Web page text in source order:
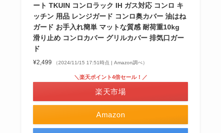
ート TKUIN コンロラック IH ガス対応 コンロ キ
ッチン 用品 レンジガード コンロ奥カバー 油はね
ガード お手入れ簡単 マットな質感 耐荷重10kg
滑り止め コンロカバー グリルカバー 排気口ガー
ド
¥2,499 （2024/11/15 17:51時点 | Amazon調べ）
Amazon
＼楽天ポイント4倍セール！／
楽天市場